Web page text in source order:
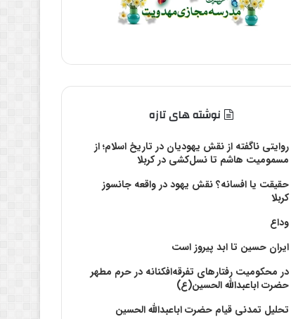
نوشته های تازه
روایتی ناگفته از نقش یهودیان در تاریخ اسلام؛ از
مسمومیت هاشم تا نسل‌کشی در کربلا
حقیقت یا افسانه؟‌ نقش یهود در واقعه جانسوز
کربلا
وداع
ایران حسین تا ابد پیروز است
در محکومیت رفتارهای تفرقه‌افکنانه در حرم مطهر
حضرت اباعبدالله الحسین(ع)
تحلیل تمدنی قیام حضرت اباعبدالله الحسین